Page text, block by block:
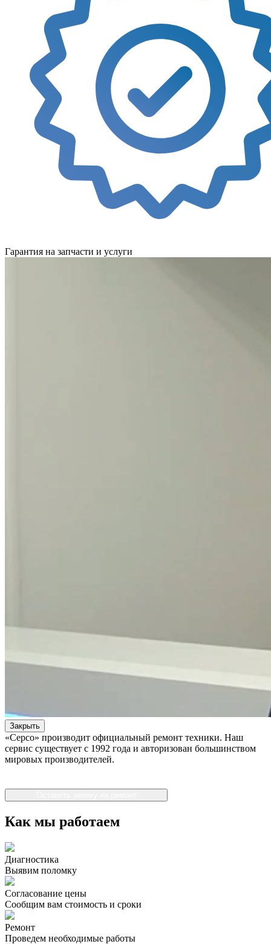
Гарантия на запчасти и услуги
Закрыть
«Серсо» производит официальный ремонт техники. Наш
сервис существует с 1992 года и авторизован большинством
мировых производителей.
Как мы работаем
Диагностика
Выявим поломку
Согласование цены
Сообщим вам стоимость и сроки
Ремонт
Проведем необходимые работы